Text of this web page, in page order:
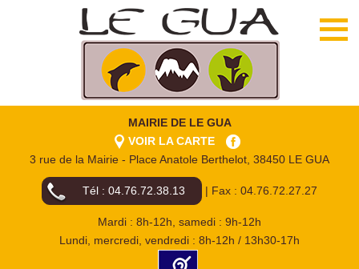
MAIRIE DE LE GUA
VOIR LA CARTE
3 rue de la Mairie - Place Anatole Berthelot, 38450 LE GUA
Tél : 04.76.72.38.13 | Fax : 04.76.72.27.27
Mardi : 8h-12h, samedi : 9h-12h
Lundi, mercredi, vendredi : 8h-12h / 13h30-17h